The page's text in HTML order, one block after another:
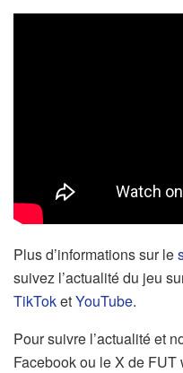
Plus d’informations sur le
suivez l’actualité du jeu
TikToketYouTube.
Pour suivre l’actualité et
Facebook ou le X de FUT